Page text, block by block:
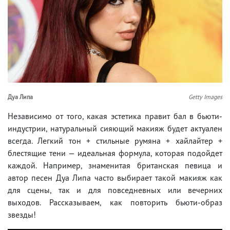
Дуа Липа Getty Images
Независимо от того, какая эстетика правит бал в бьюти-
индустрии, натуральный сияющий макияж будет актуален
всегда. Легкий тон + стильные румяна + хайлайтер +
блестящие тени — идеальная формула, которая подойдет
каждой. Например, знаменитая британская певица и
автор песен Дуа Липа часто выбирает такой макияж как
для сцены, так и для повседневных или вечерних
выходов. Рассказываем, как повторить бьюти-образ
звезды!